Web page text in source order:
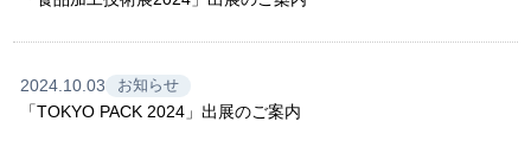
2024.10.03 お知らせ
「TOKYO PACK 2024」出展のご案内